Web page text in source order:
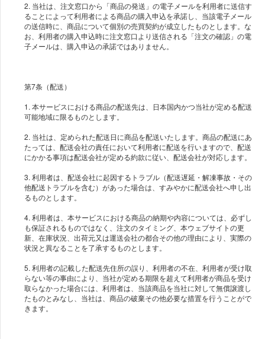
2. 当社は、注⽂窓⼝から「商品の発送」の電⼦メールを利⽤者に送信す
ることによって利用者による商品の購入申込を承諾し、当該電子メール
の送信時に、商品について個別の売買契約が成⽴したものとします。な
お、利用者の購入申込時に注文窓口より送信される「注文の確認」の電
子メールは、購入申込の承諾ではありません。
第7条（配送）
1. 本サービスにおける商品の配送先は、日本国内かつ当社が定める配送
可能地域に限るものとします。
2. 当社は、定められた配送日に商品を配送いたします。商品の配送にあ
たっては、配送会社の責任において利用者に配送を行いますので、配送
にかかる事項は配送会社が定める約款に従い、配送会社が対応します。
3. 利用者は、配送会社に起因するトラブル（配送遅延・解凍事故・その
他配送トラブルを含む）があった場合は、すみやかに配送会社へ申し出
るものとします。
4. 利用者は、本サービスにおける商品の納期や内容については、必ずし
も保証されるものではなく、注文のタイミング、本ウェブサイトの更
新、在庫状況、出荷元又は運送会社の都合その他の理由により、実際の
状況と異なることを了承するものとします。
5. 利用者の記載した配送先住所の誤り、利用者の不在、利用者が受け取
らない等の事由により、当社が定める期限を超えて利用者が商品を受け
取らなかった場合には、利用者は、当該商品を当社に対して無償譲渡し
たものとみなし、当社は、商品の破棄その他必要な措置を行うことがで
きます。